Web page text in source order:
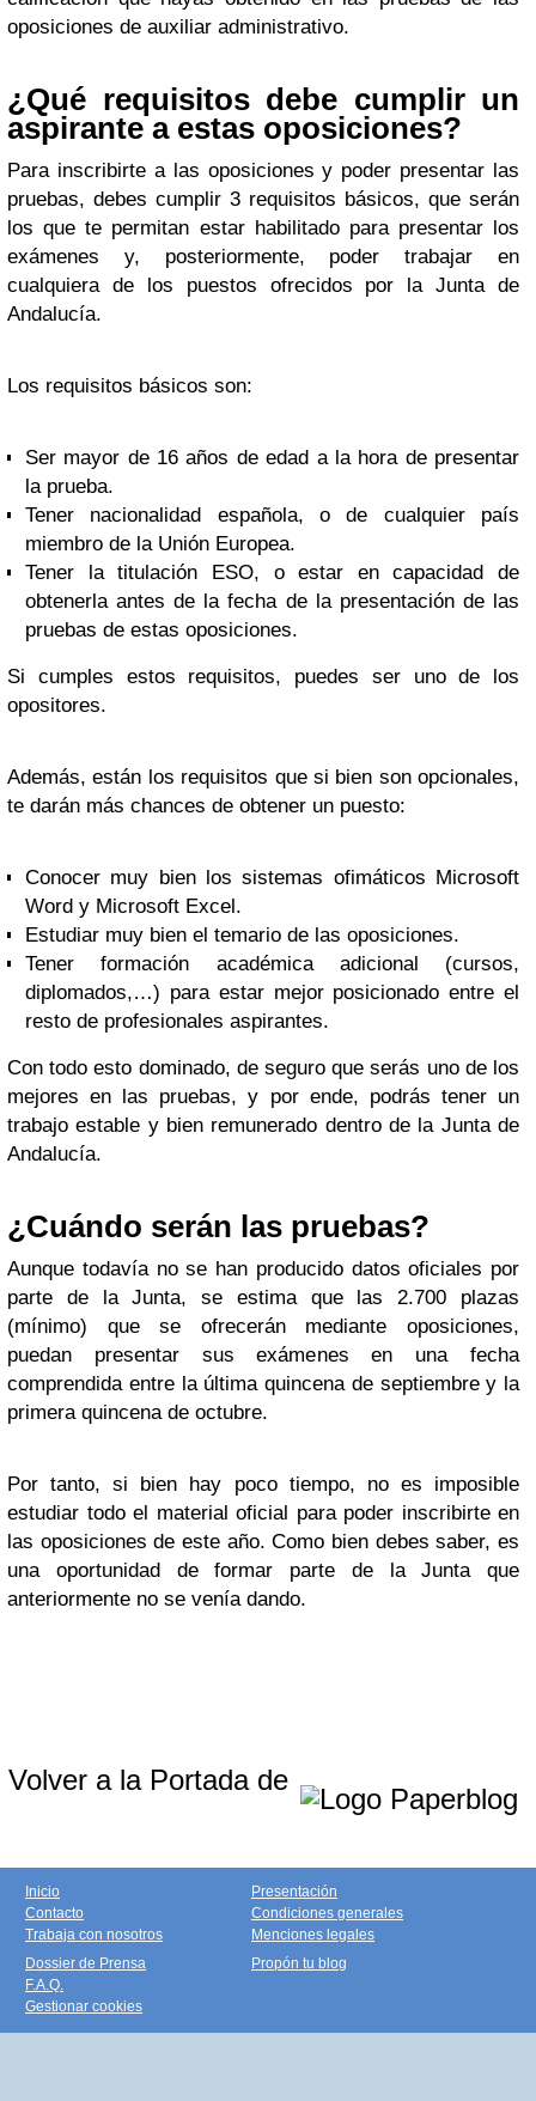
oposiciones de auxiliar administrativo.
¿Qué requisitos debe cumplir un
aspirante a estas oposiciones?
Para inscribirte a las oposiciones y poder presentar las
pruebas, debes cumplir 3 requisitos básicos, que serán
los que te permitan estar habilitado para presentar los
exámenes y, posteriormente, poder trabajar en
cualquiera de los puestos ofrecidos por la Junta de
Andalucía.
Los requisitos básicos son:
Ser mayor de 16 años de edad a la hora de presentar
la prueba.
Tener nacionalidad española, o de cualquier país
miembro de la Unión Europea.
Tener la titulación ESO, o estar en capacidad de
obtenerla antes de la fecha de la presentación de las
pruebas de estas oposiciones.
Si cumples estos requisitos, puedes ser uno de los
opositores.
Además, están los requisitos que si bien son opcionales,
te darán más chances de obtener un puesto:
Conocer muy bien los sistemas ofimáticos Microsoft
Word y Microsoft Excel.
Estudiar muy bien el temario de las oposiciones.
Tener formación académica adicional (cursos,
diplomados,…) para estar mejor posicionado entre el
resto de profesionales aspirantes.
Con todo esto dominado, de seguro que serás uno de los
mejores en las pruebas, y por ende, podrás tener un
trabajo estable y bien remunerado dentro de la Junta de
Andalucía.
¿Cuándo serán las pruebas?
Aunque todavía no se han producido datos oficiales por
parte de la Junta, se estima que las 2.700 plazas
(mínimo) que se ofrecerán mediante oposiciones,
puedan presentar sus exámenes en una fecha
comprendida entre la última quincena de septiembre y la
primera quincena de octubre.
Por tanto, si bien hay poco tiempo, no es imposible
estudiar todo el material oficial para poder inscribirte en
las oposiciones de este año. Como bien debes saber, es
una oportunidad de formar parte de la Junta que
anteriormente no se venía dando.
Volver a la Portada de
Inicio
Contacto
Trabaja con nosotros
Presentación
Condiciones generales
Menciones legales
Dossier de Prensa
F.A.Q.
Gestionar cookies
Propón tu blog